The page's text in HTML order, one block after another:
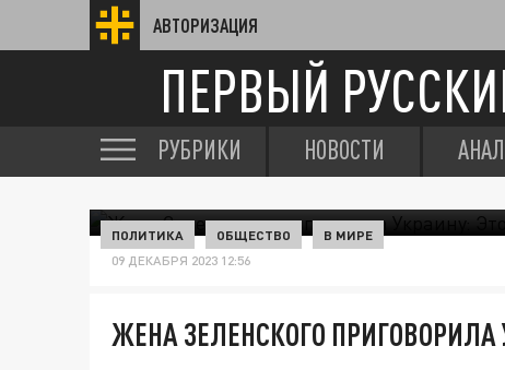
АВТОРИЗАЦИЯ
ПЕРВЫЙ
РУБРИКИ НОВОСТИ
ПОЛИТИКА ОБЩЕСТВО В МИРЕ
09 ДЕКАБРЯ 2023 12:56
ЖЕНА ЗЕЛЕНСКОГО